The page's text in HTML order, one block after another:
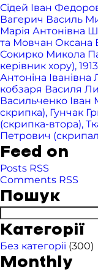
Сідей Іван
Вагерич Василь
Марія Антонівна
та Мовчан Оксана
Сокирко Микола
керівник хору),
Антоніна
кобзаря Василя
Васильченко Іван
скрипка), Гунчак
(скрипка-втора),
Петрович
Feed on
Posts RSS
Comments RSS
Пошук
Категорії
Без категорії (300)
Monthly